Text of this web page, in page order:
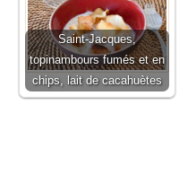
Saint-Jacques,
topinambours fumés et en
chips, lait de cacahuètes